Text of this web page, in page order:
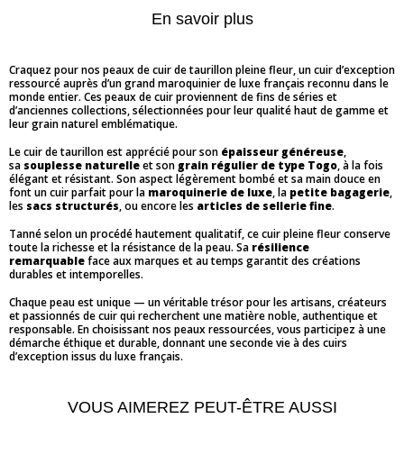
En savoir plus
Craquez pour nos peaux de cuir de taurillon pleine fleur, un cuir d’exception
ressourcé auprès d’un grand maroquinier de luxe français reconnu dans le
monde entier. Ces peaux de cuir proviennent de fins de séries et
d’anciennes collections, sélectionnées pour leur qualité haut de gamme et
leur grain naturel emblématique.
Le cuir de taurillon est apprécié pour son épaisseur généreuse,
sa souplesse naturelleet son grain régulier de type Togo, à la fois
élégant et résistant. Son aspect légèrement bombé et sa main douce en
font un cuir parfait pour la maroquinerie de luxe, la petite bagagerie,
les sacs structurés, ou encore les articles de sellerie fine.
Tanné selon un procédé hautement qualitatif, ce cuir pleine fleur conserve
toute la richesse et la résistance de la peau. Sa résilience
remarquableface aux marques et au temps garantit des créations
durables et intemporelles.
Chaque peau est unique — un véritable trésor pour les artisans, créateurs
et passionnés de cuir qui recherchent une matière noble, authentique et
responsable. En choisissant nos peaux ressourcées, vous participez à une
démarche éthique et durable, donnant une seconde vie à des cuirs
d’exception issus du luxe français.
VOUS AIMEREZ PEUT-ÊTRE AUSSI